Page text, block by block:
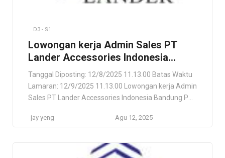
D3 - S1
Lowongan kerja Admin Sales PT
Lander Accessories Indonesia
Bandung
Tanggal Diposting: 12/8/2025 11.13.00 Batas Waktu
Lamaran: 12/9/2025 11.13.00 Lowongan kerja Admin
Sales PT Lander Accessories Indonesia Bandung PT
Pekerjaan Bandung, Jawa Barat, ID Deskripsi
antusias dan siap bergabung dengan tim kami.
Persyaratan Usia maksimal 32 tahun. Pendidikan
jay yeng Agu 12, 2025